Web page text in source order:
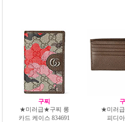
구찌
★미러급★구찌 롱
카드 케이스 834691
★미러
피디